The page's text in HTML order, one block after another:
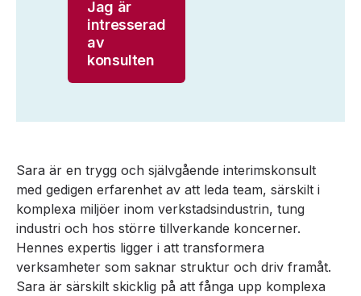
Jag är
intresserad
av
konsulten
Sara är en trygg och självgående interimskonsult
med gedigen erfarenhet av att leda team, särskilt i
komplexa miljöer inom verkstadsindustrin, tung
industri och hos större tillverkande koncerner.
Hennes expertis ligger i att transformera
verksamheter som saknar struktur och driv framåt.
Sara är särskilt skicklig på att fånga upp komplexa